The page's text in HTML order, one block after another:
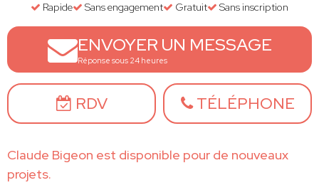
Rapide Sans engagement Gratuit Sans inscription
ENVOYER UN MESSAGE
Réponse sous 24 heures
RDV TÉLÉPHONE
Claude Bigeon est disponible pour de nouveaux
projets.